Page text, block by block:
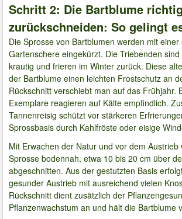
Schritt 2: Die Bartblume richtig
zurückschneiden: So gelingt
Die Sprosse von Bartblumen werden mit einer
Gartenschere eingekürzt. Die Triebenden
krautig und frieren im Winter zurück. Diese
der Bartblume einen leichten Frostschutz an
Rückschnitt verschiebt man auf das Frühjahr.
Exemplare reagieren auf Kälte empfindlich.
Tannenreisig schützt vor stärkeren
Sprossbasis durch Kahlfröste oder eisige
Mit Erwachen der Natur und vor dem Austrieb
Sprosse bodennah, etwa 10 bis 20 cm über
abgeschnitten. Aus der gestutzten Basis
gesunder Austrieb mit ausreichend vielen
Rückschnitt dient zusätzlich der
Pflanzenwachstum an und hält die Bartblume